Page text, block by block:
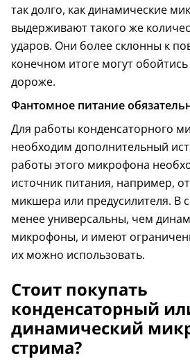
так долго, как динамические
выдерживают такого же
ударов. Они более склонны к
конечном итоге могут
дороже.
Фантомное питание
Для работы конденсаторного
необходим дополнительный
работы этого микрофона
источник питания, например,
микшера или предусилителя. В
менее универсальны, чем
микрофоны, и имеют
их можно использовать.
Стоит покупать
конденсаторный
динамический
стрима?